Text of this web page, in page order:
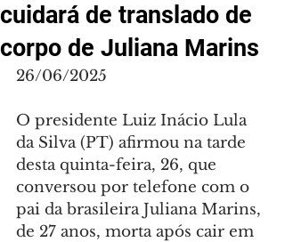
cuidará de translado de
corpo de Juliana Marins
26/06/2025
O presidente Luiz Inácio Lula
da Silva (PT) afirmou na tarde
desta quinta-feira, 26, que
conversou por telefone com o
pai da brasileira Juliana Marins,
de 27 anos, morta após cair em